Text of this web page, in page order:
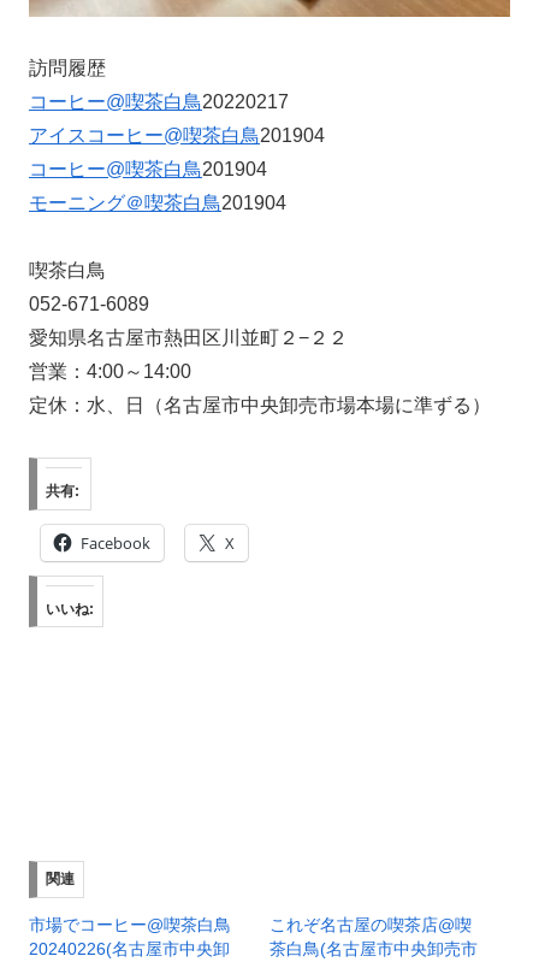
訪問履歴
コーヒー@喫茶白鳥20220217
アイスコーヒー@喫茶白鳥201904
コーヒー@喫茶白鳥201904
モーニング＠喫茶白鳥201904
喫茶白鳥
052-671-6089
愛知県名古屋市熱田区川並町２−２２
営業：4:00～14:00
定休：水、日（名古屋市中央卸売市場本場に準ずる）
共有:
Facebook X
いいね:
関連
市場でコーヒー@喫茶白鳥
20240226(名古屋市中央卸
これぞ名古屋の喫茶店@喫
茶白鳥(名古屋市中央卸売市